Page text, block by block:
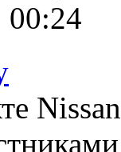
00:24